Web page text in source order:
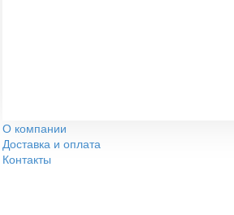
О компании
Доставка и оплата
Контакты